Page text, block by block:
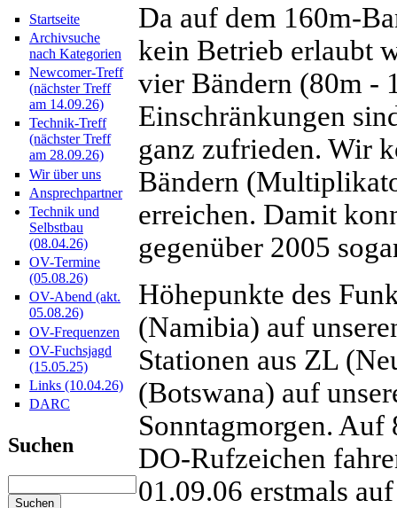
Startseite
Archivsuche
nach Kategorien
Newcomer-Treff
(nächster Treff
am 14.09.26)
Technik-Treff
(nächster Treff
am 28.09.26)
Wir über uns
Ansprechpartner
Technik und
Selbstbau
(08.04.26)
OV-Termine
(05.08.26)
OV-Abend (akt.
05.08.26)
OV-Frequenzen
OV-Fuchsjagd
(15.05.25)
Links (10.04.26)
DARC
Suchen
Da auf dem 160m-
kein Betrieb erlaubt
vier Bändern (80m -
Einschränkungen
ganz zufrieden. Wir
Bändern
erreichen. Damit
gegenüber 2005
Höhepunkte des
(Namibia) auf
Stationen aus ZL
(Botswana) auf
Sonntagmorgen.
DO-Rufzeichen
01.09.06 erstmals